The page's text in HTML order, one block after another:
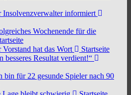
Insolvenzverwalter informiert
Wochenende für die
Vorstand hat das Wort
Startseite
besseres Resultat verdient!“
bin für 22 gesunde Spieler nach 90